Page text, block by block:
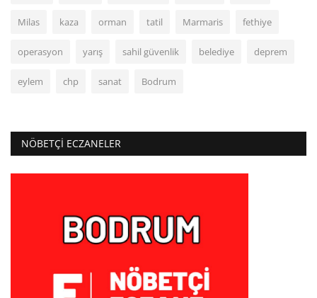
Milas kaza orman tatil Marmaris fethiye
operasyon yarış sahil güvenlik belediye deprem
eylem chp sanat Bodrum
NÖBETÇI ECZANELER